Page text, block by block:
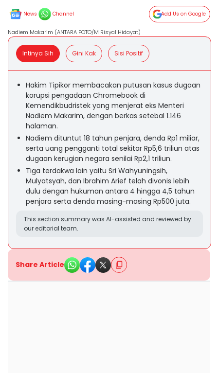
News Channel Add Us on Google
Nadiem Makarim (ANTARA FOTO/M Risyal Hidayat)
Intinya Sih Gini Kak Sisi Positif
Hakim Tipikor membacakan putusan kasus dugaan
korupsi pengadaan Chromebook di
Kemendikbudristek yang menjerat eks Menteri
Nadiem Makarim, dengan berkas setebal 1.146
halaman.
Nadiem dituntut 18 tahun penjara, denda Rp1 miliar,
serta uang pengganti total sekitar Rp5,6 triliun atas
dugaan kerugian negara senilai Rp2,1 triliun.
Tiga terdakwa lain yaitu Sri Wahyuningsih,
Mulyatsyah, dan Ibrahim Arief telah divonis lebih
dulu dengan hukuman antara 4 hingga 4,5 tahun
penjara serta denda masing-masing Rp500 juta.
This section summary was AI-assisted and reviewed by
our editorial team.
Share Article